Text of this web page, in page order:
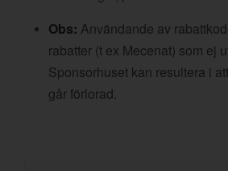
Obs: Användande av
rabatter (t ex Mecenat) som ej
Sponsorhuset kan resultera i
går förlorad.